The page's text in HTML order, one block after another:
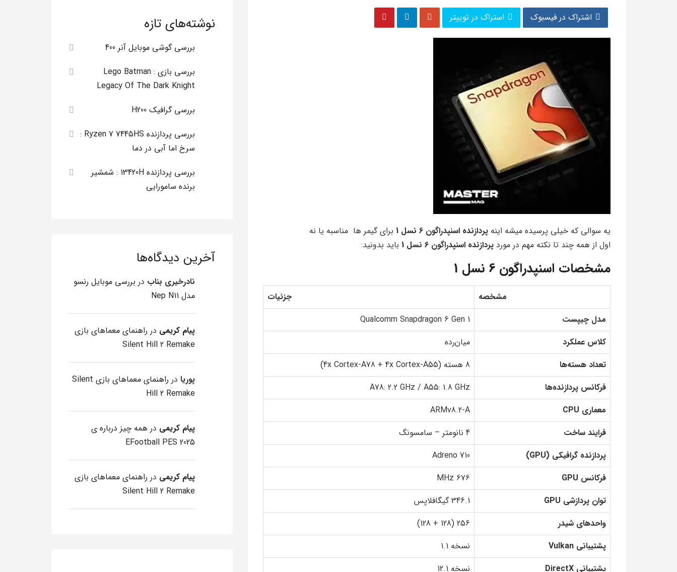
اشتراک در فیسبوک استراک در توییتر
یه سوالی که خیلی پرسیده میشه اینه پردازنده اسنپدراگون 6 نسل 1
برای گیمر ها مناسبه یا نه
اول از همه چند تا نکته مهم در مورد پردازنده اسنپدراگون 6 نسل 1 باید بدونید:
مشخصات اسنپدراگون 6 نسل 1
مشخصه
جزئیات
مدل چیپست
Qualcomm Snapdragon 6 Gen 1
کلاس عملکرد
میان‌رده
تعداد هسته‌ها
8 هسته (4x Cortex-A78 + 4x Cortex-A55)
فرکانس پردازنده‌ها
A78: 2.2 GHz / A55: 1.8 GHz
معماری CPU
ARMv8.2-A
فرایند ساخت
4 نانومتر – سامسونگ
پردازنده گرافیکی (GPU)
Adreno 710
فرکانس GPU
676 MHz
توان پردازشی GPU
346.1 گیگافلاپس
واحدهای شیدر
256 (128 + 128)
پشتیبانی Vulkan
نسخه 1.1
پشتیبانی DirectX
نسخه 12.1
نوشته‌های تازه
بررسی گوشی موبایل آنر 400
بررسی بازی Lego Batman :
Legacy Of The Dark Knight
بررسی گرافیک H200
بررسی پردازنده Ryzen 7 7445HS :
سرخ اما آبی در دما
بررسی پردازنده 13420H : شمشیر
برنده سامورایی
آخرین دیدگاه‌ها
نادرخیری بناب در بررسی موبایل رنسو
مدل Nep N11
پیام کریمی در راهنمای معماهای بازی
Silent Hill 2 Remake
پوریا در
راهنمای معماهای بازی Silent
Hill 2 Remake
پیام کریمی در همه چیز درباره ی
EFootball PES 2025
پیام کریمی در راهنمای معماهای بازی
Silent Hill 2 Remake